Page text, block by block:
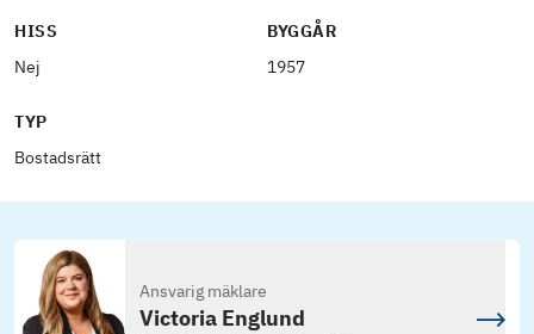
HISS
Nej
BYGGÅR
1957
TYP
Bostadsrätt
Ansvarig mäklare
Victoria Englund